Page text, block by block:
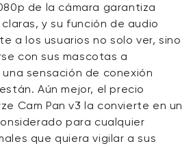
de la cámara garantiza
y su función de audio
a los usuarios no solo ver, sino
con sus mascotas a
sensación de conexión
Aún mejor, el precio
Cam Pan v3 la convierte en un
para cualquier
que quiera vigilar a sus